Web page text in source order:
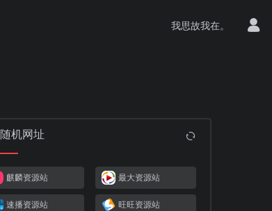
我思故我在。
随机网址
麒麟资源站 最大资源站
速播资源站 旺旺资源站